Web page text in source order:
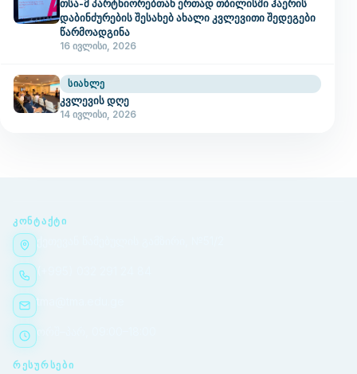
თსა-მ პარტნიორებთან ერთად თბილისში ჰაერის
დაბინძურების შესახებ ახალი კვლევითი შედეგები
წარმოადგინა
16 ივლისი, 2026
ᲡᲘᲐᲮᲚᲔ
კვლევის დღე
14 ივლისი, 2026
ᲙᲝᲜᲢᲐᲥᲢᲘ
ᲠᲔᲡᲣᲠᲡᲔᲑᲘ